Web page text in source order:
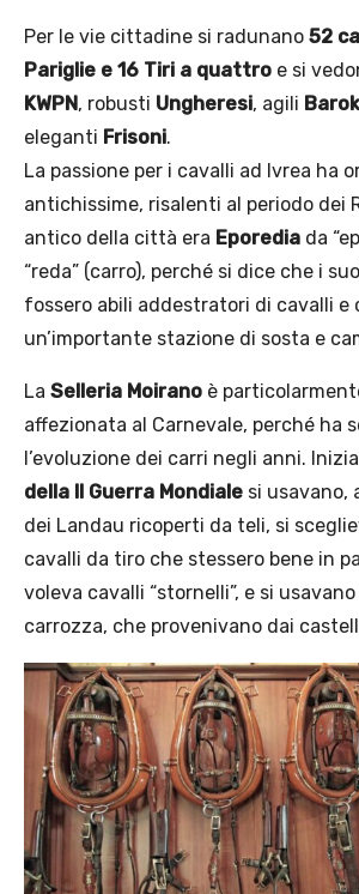
Per le vie cittadine si radunano 52
Pariglie e 16 Tiri a quattro e si
KWPN, robusti Ungheresi, agili Barok
eleganti Frisoni.
La passione per i cavalli ad Ivrea ha
antichissime, risalenti al periodo dei
antico della città era Eporedia da
“reda” (carro), perché si dice che i
fossero abili addestratori di cavalli
un’importante stazione di sosta e
La Selleria Moirano è
affezionata al Carnevale, perché ha
l’evoluzione dei carri negli anni.
della II Guerra Mondiale si usavano,
dei Landau ricoperti da teli, si
cavalli da tiro che stessero bene in
voleva cavalli “stornelli”, e si
carrozza, che provenivano dai